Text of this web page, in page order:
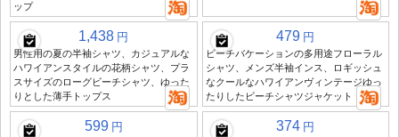
ップ
1,438 円
男性用の夏の半袖シャツ、カジュアルな
ハワイアンスタイルの花柄シャツ、プラ
スサイズのローグビーチシャツ、ゆった
りとした薄手トップス
479 円
ビーチバケーションの多用途フローラル
シャツ、メンズ半袖インス、ロギッシュ
なクールなハワイアンヴィンテージゆっ
たりしたビーチシャツジャケット
599 円 374 円